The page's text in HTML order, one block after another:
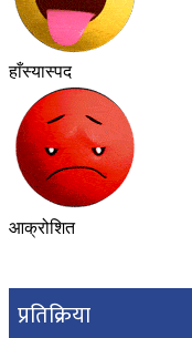
हाँस्यास्पद
आक्रोशित
प्रतिक्रिया